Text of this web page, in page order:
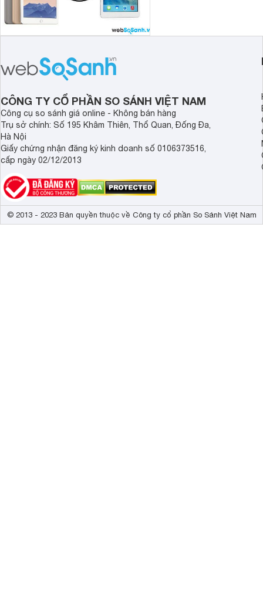
CÔNG TY CỔ PHẦN SO SÁNH VIỆT NAM
Công cụ so sánh giá online - Không bán hàng
Trụ sở chính: Số 195 Khâm Thiên, Thổ Quan, Đống Đa,
Hà Nội
Giấy chứng nhận đăng ký kinh doanh số 0106373516,
cấp ngày 02/12/2013
© 2013 - 2023 Bản quyền thuộc về Công ty cổ phần So Sánh Việt Nam